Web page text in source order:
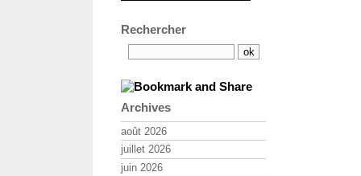
Rechercher
Archives
août 2026
juillet 2026
juin 2026